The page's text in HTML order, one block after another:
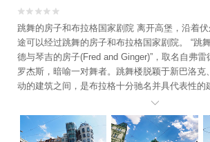


跳舞的房子和布拉格国家剧院 离开高堡，沿着
途可以经过跳舞的房子和布拉格国家剧院。 “跳
德与琴吉的房子(Fred and Ginger)”，取名自弗雷
罗杰斯，暗喻一对舞者。跳舞楼脱颖于新巴洛克
动的建筑之间，是布拉格十分驰名并具代表性的
